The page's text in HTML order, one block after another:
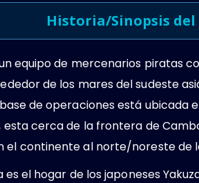
Historia/Sinopsis
equipo de mercenarios piratas
de los mares del sudeste
de operaciones está ubicada
esta cerca de la frontera de
el continente al norte/noreste de
es el hogar de los japoneses